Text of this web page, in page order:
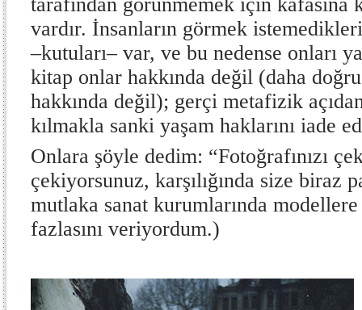
vardır. İnsanların görmek
–kutuları– var, ve bu nedense onları
kitap onlar hakkında değil (daha
hakkında değil); gerçi metafizik
kılmakla sanki yaşam haklarını iade
Onlara şöyle dedim: “Fotoğrafınızı
çekiyorsunuz, karşılığında size biraz
mutlaka sanat kurumlarında
fazlasını veriyordum.)